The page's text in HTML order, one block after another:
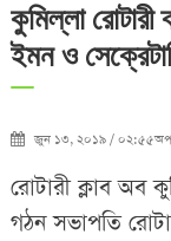
কুমিল্লা
ইমন ও
জুন ১৩, ২০১৯ /
রোটারী ক্লাব অব
গঠন সভাপতি